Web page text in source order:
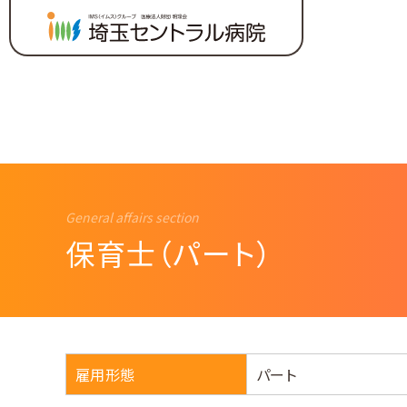
ントラル〈部署紹介〉
保育士（パート）
雇用形態 パート